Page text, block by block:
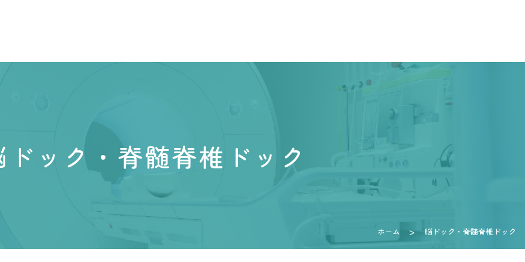
ドック・脊髄脊椎ドック
ホーム 脳ドック・脊髄脊椎ドック